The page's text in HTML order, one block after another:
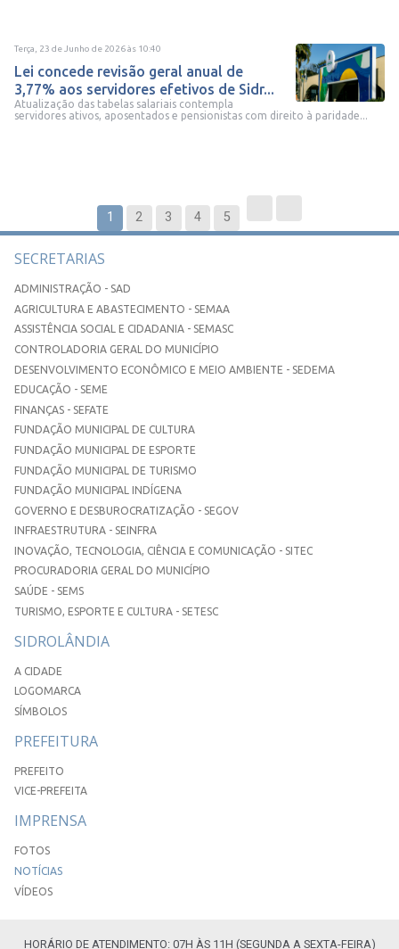
Terça, 23 de Junho de 2026às 10:40
Lei concede revisão geral anual de
3,77% aos servidores efetivos de Sidr...
Atualização das tabelas salariais contempla
servidores ativos, aposentados e pensionistas com direito à paridade...
1 2 3 4 5
SECRETARIAS
ADMINISTRAÇÃO - SAD
AGRICULTURA E ABASTECIMENTO - SEMAA
ASSISTÊNCIA SOCIAL E CIDADANIA - SEMASC
CONTROLADORIA GERAL DO MUNICÍPIO
DESENVOLVIMENTO ECONÔMICO E MEIO AMBIENTE - SEDEMA
EDUCAÇÃO - SEME
FINANÇAS - SEFATE
FUNDAÇÃO MUNICIPAL DE CULTURA
FUNDAÇÃO MUNICIPAL DE ESPORTE
FUNDAÇÃO MUNICIPAL DE TURISMO
FUNDAÇÃO MUNICIPAL INDÍGENA
GOVERNO E DESBUROCRATIZAÇÃO - SEGOV
INFRAESTRUTURA - SEINFRA
INOVAÇÃO, TECNOLOGIA, CIÊNCIA E COMUNICAÇÃO - SITEC
PROCURADORIA GERAL DO MUNICÍPIO
SAÚDE - SEMS
TURISMO, ESPORTE E CULTURA - SETESC
SIDROLÂNDIA
A CIDADE
LOGOMARCA
SÍMBOLOS
PREFEITURA
PREFEITO
VICE-PREFEITA
IMPRENSA
FOTOS
NOTÍCIAS
VÍDEOS
HORÁRIO DE ATENDIMENTO: 07H ÀS 11H (SEGUNDA A SEXTA-FEIRA)